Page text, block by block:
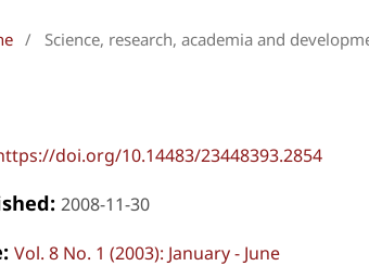
/ Science, research, academia and
doi.org/10.14483/23448393.2854
2008-11-30
Vol. 8 No. 1 (2003): January - June